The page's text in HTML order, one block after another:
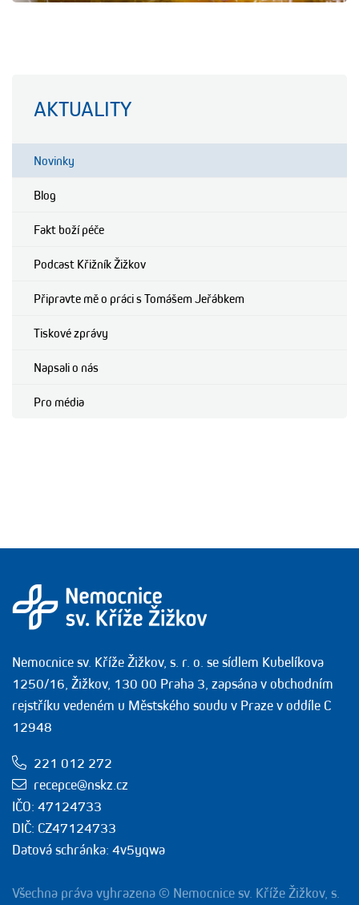
AKTUALITY
Novinky
Blog
Fakt boží péče
Podcast Křižník Žižkov
Připravte mě o práci s Tomášem Jeřábkem
Tiskové zprávy
Napsali o nás
Pro média
Nemocnice sv. Kříže Žižkov, s. r. o. se sídlem Kubelíkova
1250/16, Žižkov, 130 00 Praha 3, zapsána v obchodním
rejstříku vedeném u Městského soudu v Praze v oddíle C
12948
221 012 272
recepce@nskz.cz
IČO: 47124733
DIČ: CZ47124733
Datová schránka: 4v5yqwa
Všechna práva vyhrazena © Nemocnice sv. Kříže Žižkov, s.